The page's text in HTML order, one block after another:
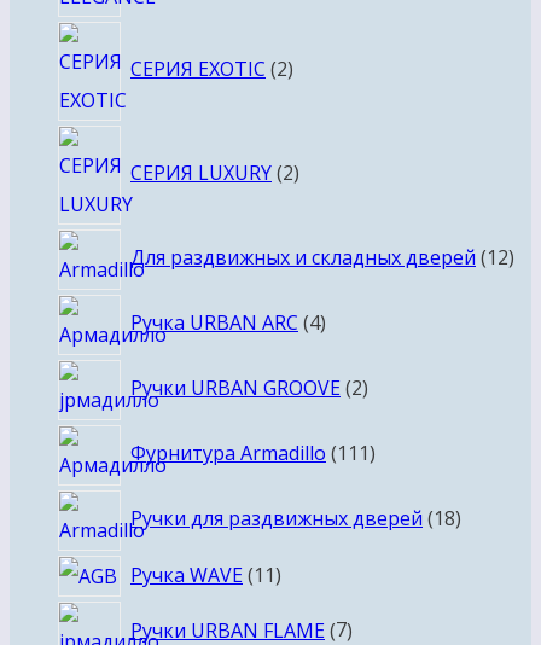
СЕРИЯ EXOTIC 2товара
СЕРИЯ LUXURY 2товара
Для раздвижных и складных дверей 1212
Ручка URBAN ARC 44
Ручки URBAN GROOVE 22
Фурнитура Armadillo 111111
Ручки для раздвижных дверей 1818
Ручка WAVE 1111
Ручки URBAN FLAME 77